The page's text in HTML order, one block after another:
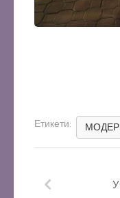
Етикети: